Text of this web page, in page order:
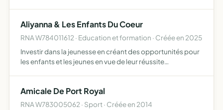
Aliyanna & Les Enfants Du Coeur
RNA W784011612 · Education et formation · Créée en 2025
Investir dans la jeunesse en créant des opportunités pour
les enfants et les jeunes en vue de leur réussite
indépendamm…
Amicale De Port Royal
RNA W783005062 · Sport · Créée en 2014